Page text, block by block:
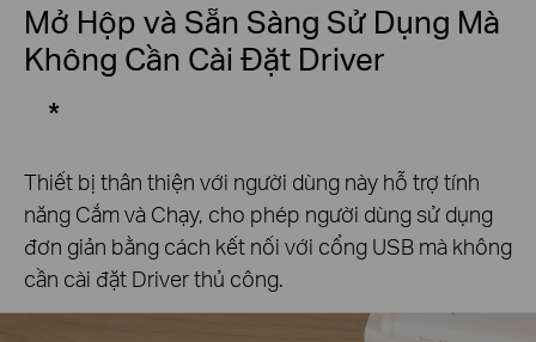
Mở Hộp và Sẵn Sàng Sử Dụng Mà
Không Cần Cài Đặt Driver
*
Thiết bị thân thiện với người dùng này hỗ trợ tính
năng Cắm và Chạy, cho phép người dùng sử dụng
đơn giản bằng cách kết nối với cổng USB mà không
cần cài đặt Driver thủ công.